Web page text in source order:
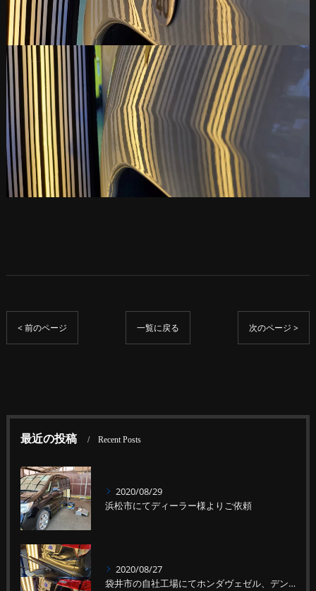
< 前のページ 一覧に戻る 次のページ >
最近の投稿 Recent Posts
2020/08/29
浜松市にてディーラー様よりご依頼
2020/08/27
袋井市の自社工場にてホンダヴェゼル、デントリペア